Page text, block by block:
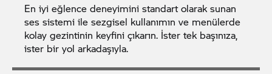
En iyi eğlence deneyimini standart olarak sunan
ses sistemi ile sezgisel kullanımın ve menülerde
kolay gezintinin keyfini çıkarın. İster tek başınıza,
ister bir yol arkadaşıyla.